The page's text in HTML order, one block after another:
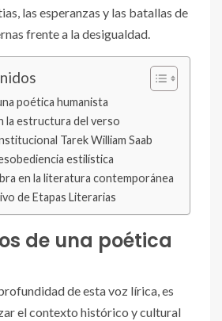
las esperanzas y las batallas de
frente a la desigualdad.
poética humanista
la estructura del verso
Tarek William Saab
estilística
en la literatura contemporánea
de Etapas Literarias
de una poética
de esta voz lírica, es
el contexto histórico y cultural